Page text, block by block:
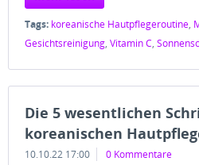
Tags: koreanische Hautpflegeroutine,
Gesichtsreinigung, Vitamin C,
Die 5 wesentlichen
koreanischen
10.10.22 17:00 0 Kommentare